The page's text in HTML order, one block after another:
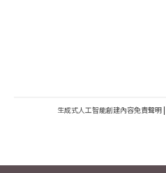
生成式人工智能創建內容免責聲明 |